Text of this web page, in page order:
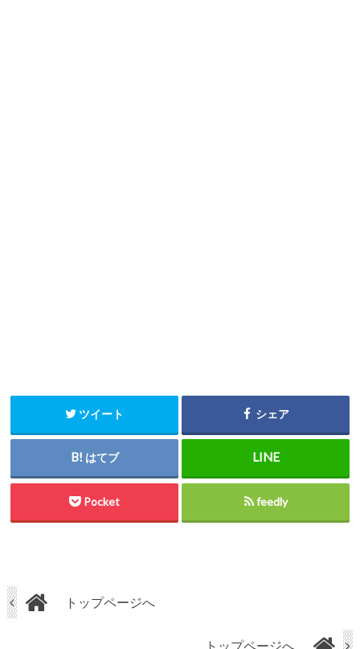
ツイート シェア
はてブ
Pocket feedly
トップページへ
トップページへ